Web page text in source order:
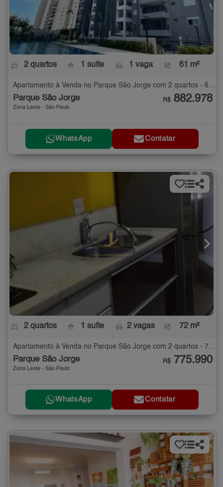
2 quartos 1 suíte 1 vaga 61 m²
Apartamento à Venda no Parque São Jorge com 2 quartos - 61 m²
Parque São Jorge
Zona Leste - São Paulo
R$ 882.978
WhatsApp Contatar
2 quartos 1 suíte 2 vagas 72 m²
Parque São Jorge
Zona Leste - São Paulo
R$ 775.990
WhatsApp Contatar